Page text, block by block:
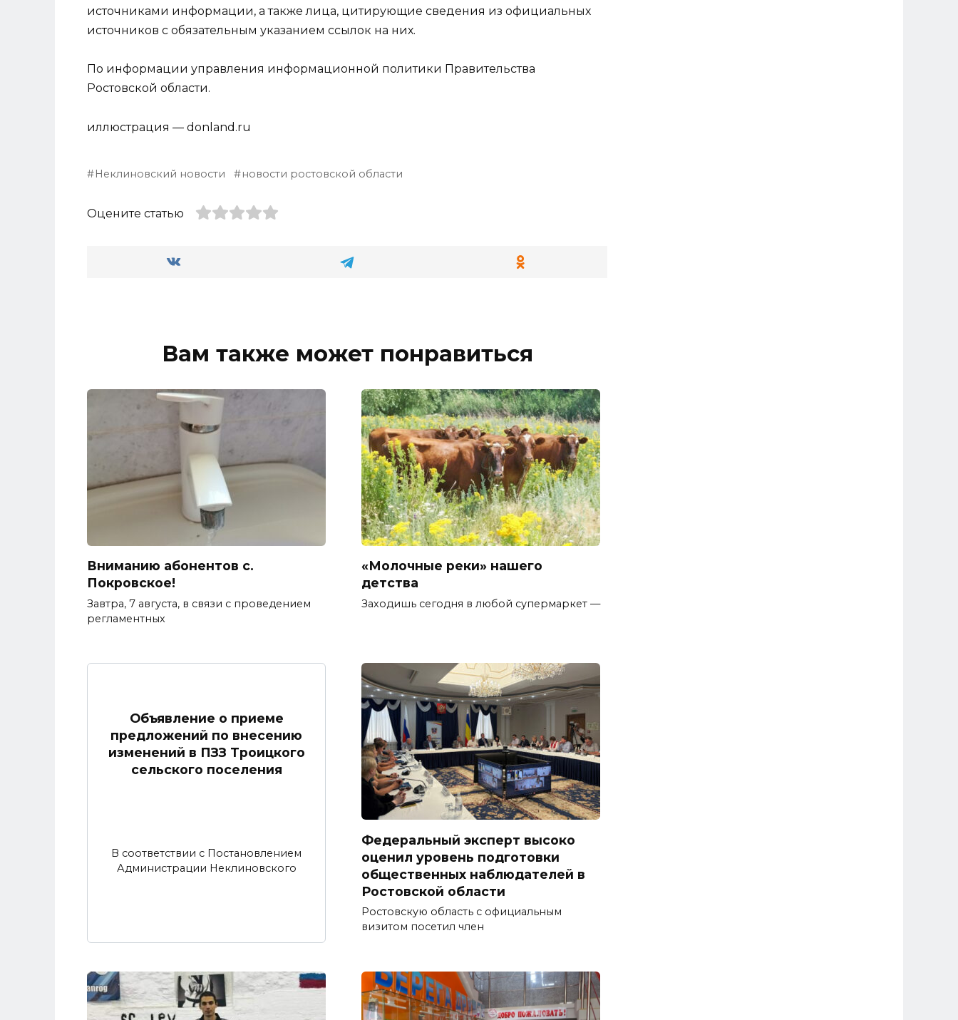
источниками информации, а также лица, цитирующие сведения из официальных
источников с обязательным указанием ссылок на них.
По информации управления информационной политики Правительства
Ростовской области.
иллюстрация — donland.ru
Неклиновский новости новости ростовской области
Оцените статью
Вам также может понравиться
Вниманию абонентов с.
Покровское!
Завтра, 7 августа, в связи с проведением
регламентных
«Молочные реки» нашего
детства
Заходишь сегодня в любой супермаркет —
Объявление о приеме
предложений по внесению
изменений в ПЗЗ Троицкого
сельского поселения
В соответствии с Постановлением
Администрации Неклиновского
Федеральный эксперт высоко
оценил уровень подготовки
общественных наблюдателей в
Ростовской области
Ростовскую область с официальным
визитом посетил член